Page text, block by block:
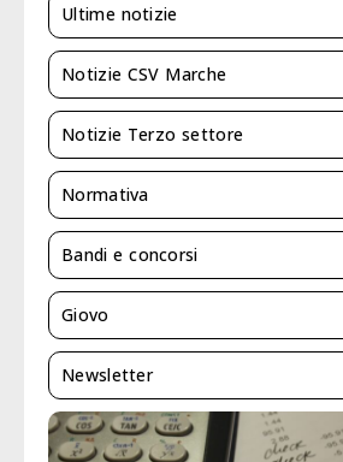
Ultime notizie
Notizie CSV Marche
Notizie Terzo settore
Normativa
Bandi e concorsi
Giovo
Newsletter